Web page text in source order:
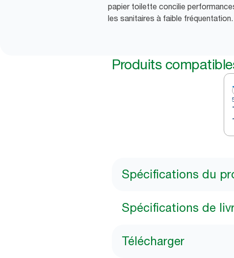
papier toilette concilie
les sanitaires à faible fréquentation.
Produits
Spécifications du
Spécifications de
Télécharger